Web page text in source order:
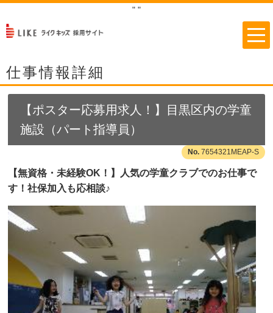
" "
仕事情報詳細
【ポスター応募用求人！】目黒区内の学童
施設（パート指導員）
7654321MEAP-S
【無資格・未経験OK！】人気の学童クラブでのお仕事で
す！社保加入も応相談♪